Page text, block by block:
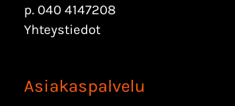
p. 040 4147208
Yhteystiedot
Asiakaspalvelu